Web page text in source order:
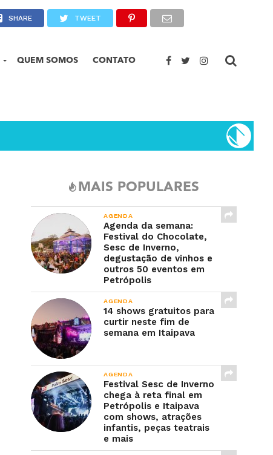
QUEM SOMOS CONTATO
SHARE TWEET
MAIS POPULARES
AGENDA
Agenda da semana:
Festival do Chocolate,
Sesc de Inverno,
degustação de vinhos e
outros 50 eventos em
Petrópolis
AGENDA
14 shows gratuitos para
curtir neste fim de
semana em Itaipava
AGENDA
Festival Sesc de Inverno
chega à reta final em
Petrópolis e Itaipava
com shows, atrações
infantis, peças teatrais
e mais